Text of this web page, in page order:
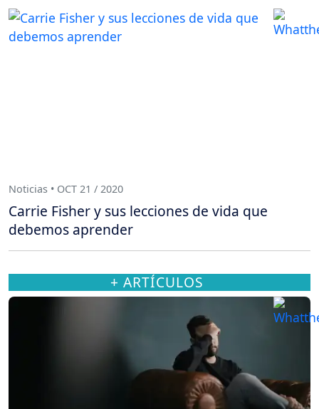
Noticias • OCT 21 / 2020
Carrie Fisher y sus lecciones de vida que
debemos aprender
+ ARTÍCULOS